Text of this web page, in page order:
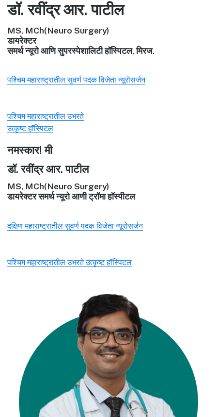
डॉ. रवींद्र आर. पाटील
MS, MCh(Neuro Surgery)
डायरेक्टर
समर्थ न्यूरो आणि सुपरस्पेशालिटी हॉस्पिटल, मिरज.
पश्चिम महाराष्ट्रातील सुवर्ण पदक विजेता न्यूरोसर्जन
पश्चिम महाराष्ट्रातील उभरते
उत्कृष्ट हॉस्पिटल
नमस्कार! मी
डॉ. रवींद्र आर. पाटील
MS, MCh(Neuro Surgery)
डायरेक्टर समर्थ न्यूरो आणी ट्रॉमा हॉस्पीटल
दक्षिण महाराष्ट्रातील सुवर्ण पदक विजेता न्यूरोसर्जन
पश्चिम महाराष्ट्रातील उभरते उत्कृष्ट हॉस्पिटल